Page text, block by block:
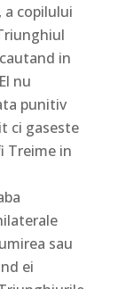
a copilului
in
nu
punitiv
ci gaseste
Treime in
sau
ei